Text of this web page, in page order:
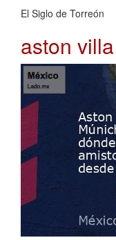
El Siglo de Torreón
aston